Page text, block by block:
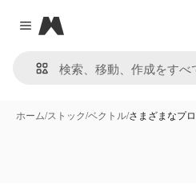
Close menu
Magnific
ホーム/ストック/ベクトル/さまざまなプ